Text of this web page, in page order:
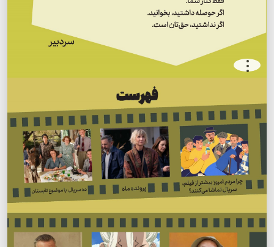
.
.
.